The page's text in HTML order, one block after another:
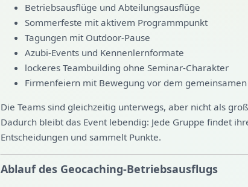
Betriebsausflüge und Abteilungsausflüge
Sommerfeste mit aktivem Programmpunkt
Tagungen mit Outdoor-Pause
Azubi-Events und Kennenlernformate
lockeres Teambuilding ohne Seminar-Charakter
Firmenfeiern mit Bewegung vor dem gemeinsamen
Die Teams sind gleichzeitig unterwegs, aber nicht als
Dadurch bleibt das Event lebendig: Jede Gruppe findet
Entscheidungen und sammelt Punkte.
Ablauf des Geocaching-Betriebsausflugs